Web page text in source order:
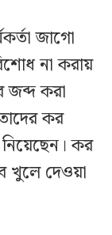
জাগো
না করায়
জব্দ করা
কর
কর
খুলে দেওয়া